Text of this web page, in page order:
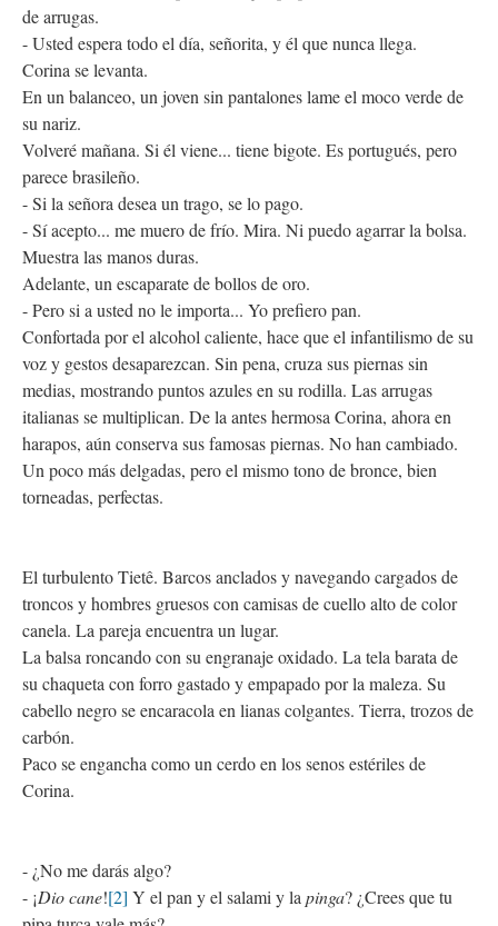
de arrugas.
- Usted espera todo el día, señorita, y él que nunca llega.
Corina se levanta.
En un balanceo, un joven sin pantalones lame el moco verde de
su nariz.
Volveré mañana. Si él viene... tiene bigote. Es portugués, pero
parece brasileño.
- Si la señora desea un trago, se lo pago.
- Sí acepto... me muero de frío. Mira. Ni puedo agarrar la bolsa.
Muestra las manos duras.
Adelante, un escaparate de bollos de oro.
- Pero si a usted no le importa... Yo prefiero pan.
Confortada por el alcohol caliente, hace que el infantilismo de su
voz y gestos desaparezcan. Sin pena, cruza sus piernas sin
medias, mostrando puntos azules en su rodilla. Las arrugas
italianas se multiplican. De la antes hermosa Corina, ahora en
harapos, aún conserva sus famosas piernas. No han cambiado.
Un poco más delgadas, pero el mismo tono de bronce, bien
torneadas, perfectas.
El turbulento Tietê. Barcos anclados y navegando cargados de
troncos y hombres gruesos con camisas de cuello alto de color
canela. La pareja encuentra un lugar.
La balsa roncando con su engranaje oxidado. La tela barata de
su chaqueta con forro gastado y empapado por la maleza. Su
cabello negro se encaracola en lianas colgantes. Tierra, trozos de
carbón.
Paco se engancha como un cerdo en los senos estériles de
Corina.
- ¿No me darás algo?
- ¡Dio cane![2] Y el pan y el salami y la pinga? ¿Crees que tu